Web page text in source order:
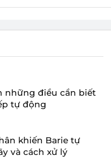
tự động
và cách xử lý